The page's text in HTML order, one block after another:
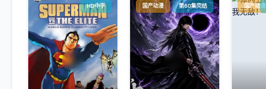
HD中字 国产动漫 第60集完结 国产动漫